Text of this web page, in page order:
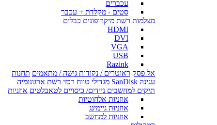
עכברים
סטים - מקלדת + עכבר
מצלמות רשת מיקרופונים כבלים
HDMI
DVI
VGA
USB
Razink
אל פסק ראוטרים / נקודות גישה / מתאמים תחנות
עגינה SanDisk מגדילי טווח רכזי רשת ארגונומיה
תיקים למחשבים ניידים/ כיסויים לטאבלטים אוזניות
אוזניות אלחוטיות
אוזניות גיימינג
אוזניות למחשב